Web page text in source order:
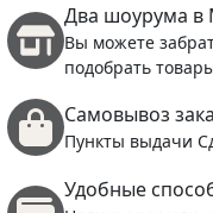
Два шоурума в
Вы можете
подобрать
Самовывоз
Пункты выдачи
Удобные